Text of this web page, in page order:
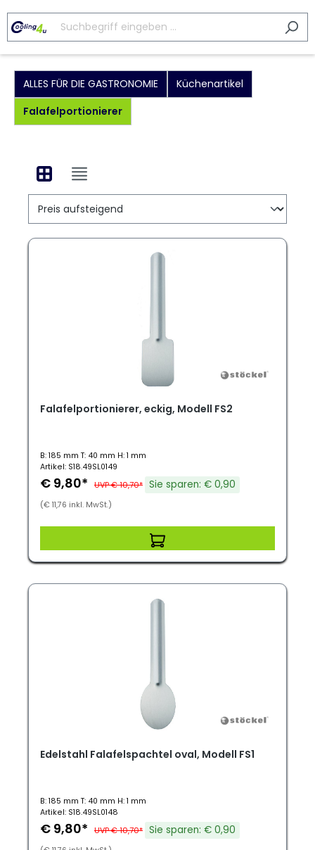
ALLES FÜR DIE GASTRONOMIE
Küchenartikel
Falafelportionierer
Falafelportionierer, eckig, Modell FS2
B: 185 mm T: 40 mm H: 1 mm
Artikel: S18.49SL0149
€ 9,80* UVP € 10,70* Sie sparen: € 0,90
(€ 11,76 inkl. MwSt.)
Edelstahl Falafelspachtel oval, Modell FS1
B: 185 mm T: 40 mm H: 1 mm
Artikel: S18.49SL0148
€ 9,80* UVP € 10,70* Sie sparen: € 0,90